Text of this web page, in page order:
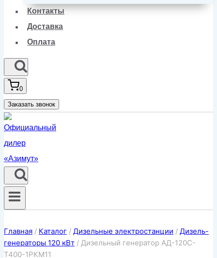
Контакты
Доставка
Оплата
0
Заказать звонок
Главная / Каталог / Дизельные электростанции / Дизель-
генераторы 120 кВт / Дизельный генератор АД-120С-
Т400-1РКМ11